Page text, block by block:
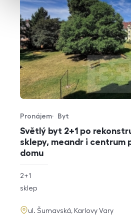
Světlý byt 2+1 po
sklepy, meandr i centrum
domu
Typ nabídky
Pronájem
Typ nemovitosti
Byt
rozměry
2+1
funkce
sklep
adresa
ul. Šumavská, Karlovy Vary